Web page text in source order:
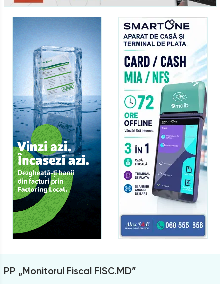
PP „Monitorul Fiscal FISC.MD”